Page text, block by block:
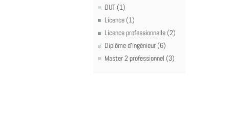
DUT (1)
Licence (1)
Licence professionnelle (2)
Diplôme d'ingénieur (6)
Master 2 professionnel (3)